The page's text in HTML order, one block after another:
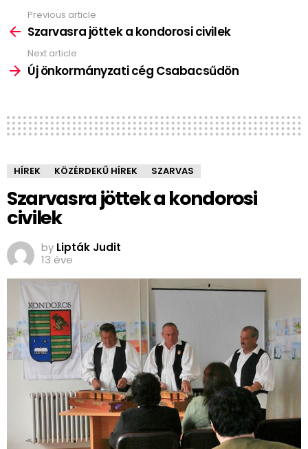
more
Previous article
Szarvasra jöttek a kondorosi civilek
Next article
Új önkormányzati cég Csabacsűdön
HÍREK KÖZÉRDEKŰ HÍREK SZARVAS
Szarvasra jöttek a kondorosi
civilek
by Lipták Judit
13 éve